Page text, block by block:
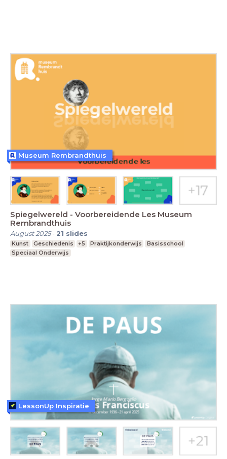
Spiegelwereld - Voorbereidende Les Museum
Rembrandthuis
August 2025- 21 slides
Kunst Geschiedenis +5 Praktijkonderwijs
Basisschool
Speciaal Onderwijs
Museum Rembrandthuis
LessonUp Inspiratie